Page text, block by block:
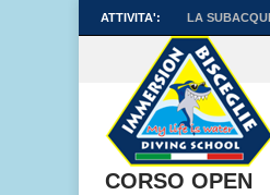
ATTIVITA': LA
CORSO OPEN